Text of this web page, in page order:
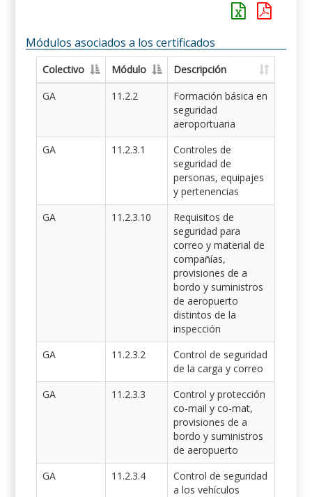
Módulos asociados a los certificados
Colectivo Módulo
Descripción
GA
11.2.2
Formación básica en
seguridad
aeroportuaria
GA
11.2.3.1
Controles de
seguridad de
personas, equipajes
y pertenencias
GA
11.2.3.10
Requisitos de
seguridad para
correo y material de
compañías,
provisiones de a
bordo y suministros
de aeropuerto
distintos de la
inspección
GA
11.2.3.2
Control de seguridad
de la carga y correo
GA
11.2.3.3
Control y protección
co-mail y co-mat,
provisiones de a
bordo y suministros
de aeropuerto
GA
11.2.3.4
Control de seguridad
a los vehículos